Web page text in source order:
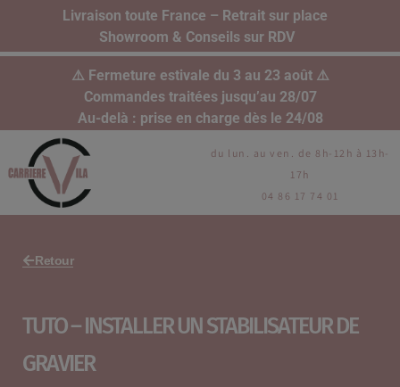
Livraison toute France – Retrait sur place
Showroom & Conseils sur RDV
⚠️ Fermeture estivale du 3 au 23 août ⚠️
Commandes traitées jusqu’au 28/07
Au-delà : prise en charge dès le 24/08
du lun. au ven. de 8h-12h à 13h-
17h
04 86 17 74 01
Retour
TUTO – INSTALLER UN STABILISATEUR DE
GRAVIER